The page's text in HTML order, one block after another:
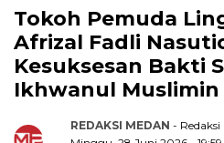
Tokoh Pemuda
Afrizal Fadli
Kesuksesan Bakti
Ikhwanul Muslimin
REDAKSI MEDAN - Redaksi